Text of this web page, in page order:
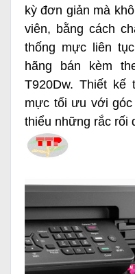
kỳ đơn giản mà
viên, bằng cách
thống mực liên
hãng bán kèm
T920Dw. Thiết kế
mực tối ưu với góc
thiểu những rắc rối